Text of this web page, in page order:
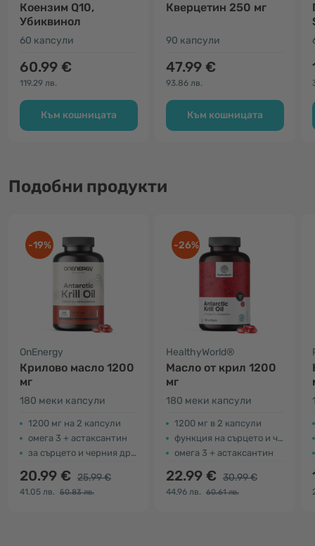
Коензим Q10,
Убиквинол
60 капсули
60.99 €
119.29 лв.
Към кошницата
Кверцетин 250 мг
90 капсули
47.99 €
93.86 лв.
Към кошницата
Подобни продукти
-19%
OnEnergy
Крилово масло 1200
мг
180 меки капсули
1200 мг на 2 капсули
омега 3 + астаксантин
за сърцето и черния дроб
20.99 € 25.99 €
41.05 лв. 50.83 лв.
-26%
HealthyWorld®
Масло от крил 1200
мг
180 меки капсули
1200 мг в 2 капсули
функция на сърцето и черния дроб
омега 3 + астаксантин
22.99 € 30.99 €
44.96 лв. 60.61 лв.